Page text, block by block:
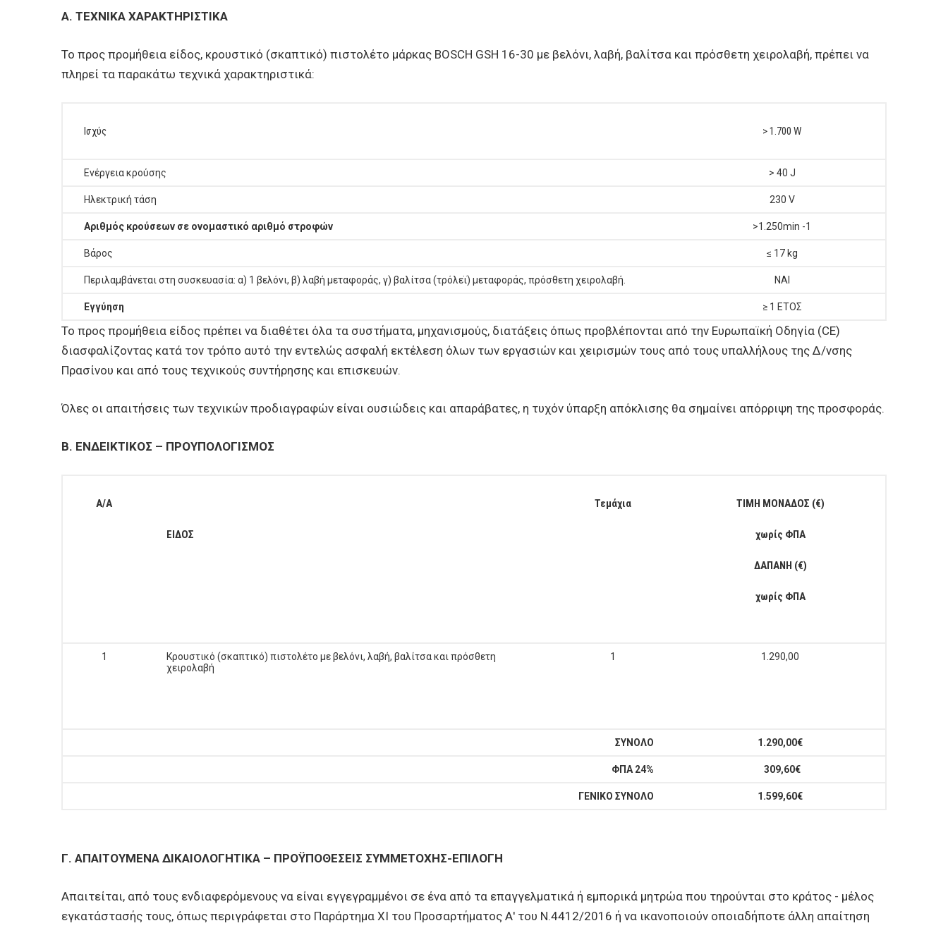
Α. ΤΕΧΝΙΚΑ ΧΑΡΑΚΤΗΡΙΣΤΙΚΑ
Το προς προμήθεια είδος, κρουστικό (σκαπτικό) πιστολέτο μάρκας BOSCH GSH 16-30 με βελόνι, λαβή, βαλίτσα και πρόσθετη χειρολαβή, πρέπει να
πληρεί τα παρακάτω τεχνικά χαρακτηριστικά:
Ισχύς > 1.700 W
Ενέργεια κρούσης > 40 J
Ηλεκτρική τάση 230 V
Αριθμός κρούσεων σε ονομαστικό αριθμό στροφών >1.250min -1
Βάρος ≤ 17 kg
Περιλαμβάνεται στη συσκευασία: α) 1 βελόνι, β) λαβή μεταφοράς, γ) βαλίτσα (τρόλεϊ) μεταφοράς, πρόσθετη χειρολαβή. ΝΑΙ
Εγγύηση ≥ 1 ΕΤΟΣ
Το προς προμήθεια είδος πρέπει να διαθέτει όλα τα συστήματα, μηχανισμούς, διατάξεις όπως προβλέπονται από την Ευρωπαϊκή Οδηγία (CE)
διασφαλίζοντας κατά τον τρόπο αυτό την εντελώς ασφαλή εκτέλεση όλων των εργασιών και χειρισμών τους από τους υπαλλήλους της Δ/νσης
Πρασίνου και από τους τεχνικούς συντήρησης και επισκευών.
Όλες οι απαιτήσεις των τεχνικών προδιαγραφών είναι ουσιώδεις και απαράβατες, η τυχόν ύπαρξη απόκλισης θα σημαίνει απόρριψη της προσφοράς.
Β. ΕΝΔΕΙΚΤΙΚΟΣ – ΠΡΟΥΠΟΛΟΓΙΣΜΟΣ
Α/Α
ΕΙΔΟΣ
Τεμάχια ΤΙΜΗ ΜΟΝΑΔΟΣ (€)
χωρίς ΦΠΑ
ΔΑΠΑΝΗ (€)
χωρίς ΦΠΑ
1
Κρουστικό (σκαπτικό) πιστολέτο με βελόνι, λαβή, βαλίτσα και πρόσθετη
χειρολαβή
1 1.290,00
ΣΥΝΟΛΟ 1.290,00€
ΦΠΑ 24% 309,60€
ΓΕΝΙΚΟ ΣΥΝΟΛΟ 1.599,60€
Γ. ΑΠΑΙΤΟΥΜΕΝΑ ΔΙΚΑΙΟΛΟΓΗΤΙΚΑ – ΠΡΟΫΠΟΘΕΣΕΙΣ ΣΥΜΜΕΤΟΧΗΣ-ΕΠΙΛΟΓΗ
Απαιτείται, από τους ενδιαφερόμενους να είναι εγγεγραμμένοι σε ένα από τα επαγγελματικά ή εμπορικά μητρώα που τηρούνται στο κράτος - μέλος
εγκατάστασής τους, όπως περιγράφεται στο Παράρτημα XI του Προσαρτήματος Α' του Ν.4412/2016 ή να ικανοποιούν οποιαδήποτε άλλη απαίτηση